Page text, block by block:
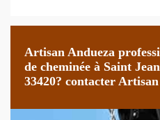
Artisan Andueza
de cheminée à Saint
33420? contacter